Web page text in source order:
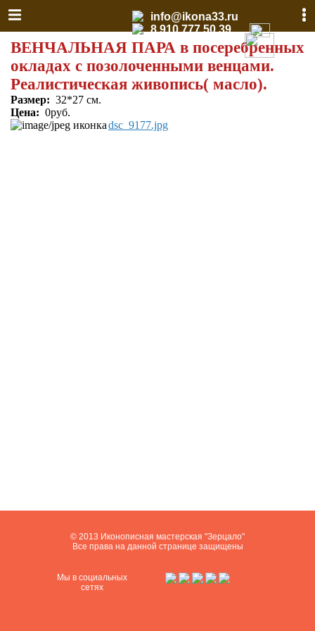
info@ikona33.ru
8 910 777 50 39
ВЕНЧАЛЬНАЯ ПАРА в посеребренных
окладах с позолоченными венцами.
Реалистическая живопись( масло).
Размер: 32*27 см.
Цена: 0руб.
dsc_9177.jpg
© 2013 Иконописная мастерская "Зерцало"
Все права на данной странице защищены
Мы в социальных
сетях